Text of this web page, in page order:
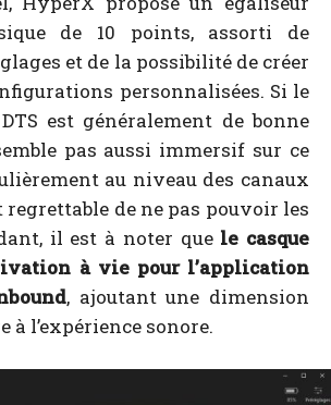
de 10 points, assorti de
et de la possibilité de créer
personnalisées. Si le
est généralement de bonne
pas aussi immersif sur ce
au niveau des canaux
regrettable de ne pas pouvoir les
il est à noter que le casque
à vie pour l’application
, ajoutant une dimension
à l’expérience sonore.